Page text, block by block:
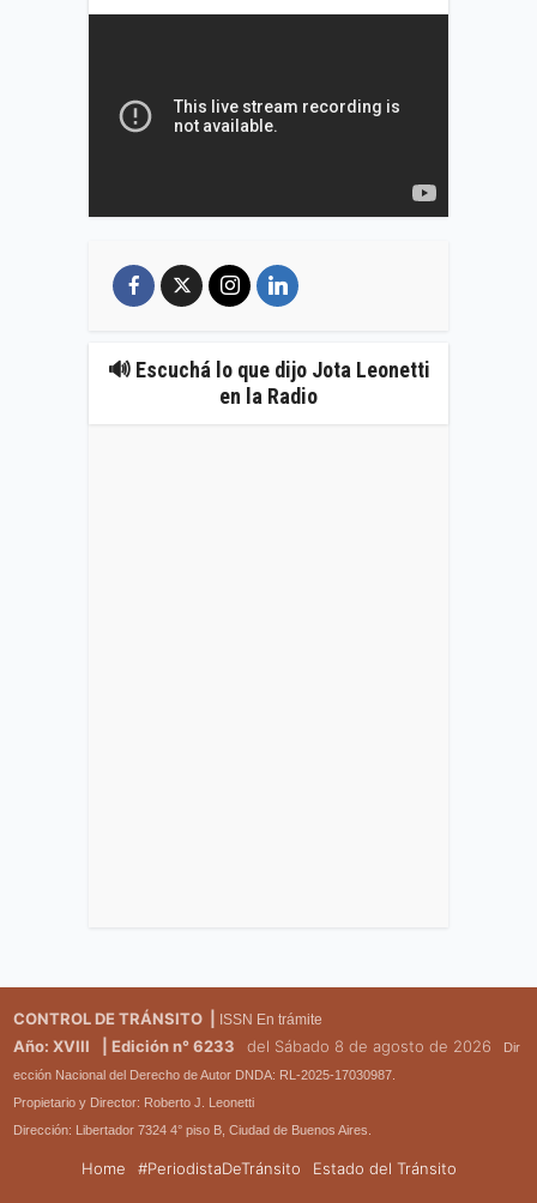
🔊 Escuchá lo que dijo Jota Leonetti
en la Radio
CONTROL DE TRÁNSITO | ISSN En trámite
Año: XVIII | Edición n° 6233 del Sábado 8 de agosto de 2026
Dir
ección Nacional del Derecho de Autor DNDA: RL-2025-17030987.
Propietario y Director: Roberto J. Leonetti
Dirección: Libertador 7324 4° piso B, Ciudad de Buenos Aires.
Home #PeriodistaDeTránsito Estado del Tránsito